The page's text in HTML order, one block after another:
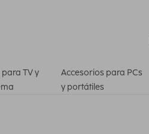
TV y
Accesorios para PCs
y portátiles